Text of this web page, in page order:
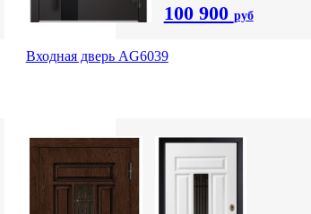
100 900 руб
Входная дверь AG6039